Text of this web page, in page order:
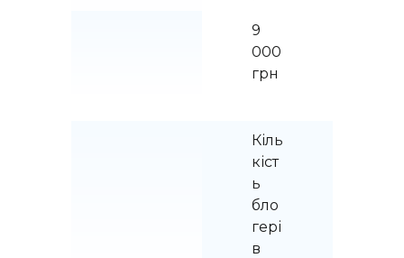
9
000
грн
Кіль
кіст
ь
бло
гері
в